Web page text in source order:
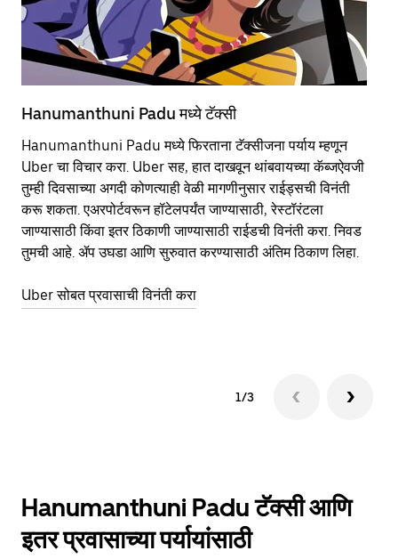
Hanumanthuni Padu मध्ये टॅक्सी
Hanumanthuni Padu मध्ये फिरताना टॅक्सीजना पर्याय म्हणून
Uber चा विचार करा. Uber सह, हात दाखवून थांबवायच्या कॅब्जऐवजी
तुम्ही दिवसाच्या अगदी कोणत्याही वेळी मागणीनुसार राईड्सची विनंती
करू शकता. एअरपोर्टवरून हॉटेलपर्यंत जाण्यासाठी, रेस्टॉरंटला
जाण्यासाठी किंवा इतर‍ ठिकाणी जाण्यासाठी राईडची विनंती करा. निवड
तुमची आहे. ॲप उघडा आणि सुरुवात करण्यासाठी अंतिम ठिकाण लिहा.
Uber सोबत प्रवासाची विनंती करा
1/3
Hanumanthuni Padu टॅक्सी आणि
इतर प्रवासाच्या पर्यायांसाठी